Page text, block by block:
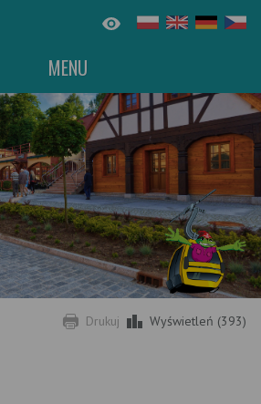
MENU
Drukuj Wyświetleń (393)